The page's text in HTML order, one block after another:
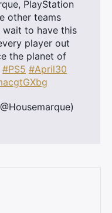
PlayStation
other teams
wait to have this
player out
the planet of
#PS5 #April30